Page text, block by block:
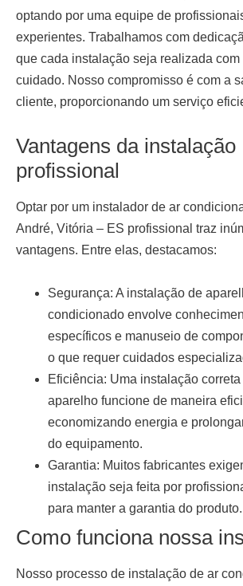
optando por uma equipe de
experientes. Trabalhamos com
que cada instalação seja realizada com
cuidado. Nosso compromisso é com a
cliente, proporcionando um serviço
Vantagens da instalação
profissional
Optar por um instalador de ar
André, Vitória – ES profissional traz
vantagens. Entre elas, destacamos:
Segurança: A instalação de
condicionado envolve
específicos e manuseio de
o que requer cuidados
Eficiência: Uma instalação
aparelho funcione de maneira
economizando energia e
do equipamento.
Garantia: Muitos fabricantes
instalação seja feita por
para manter a garantia do produto.
Como funciona nossa
Nosso processo de instalação de ar